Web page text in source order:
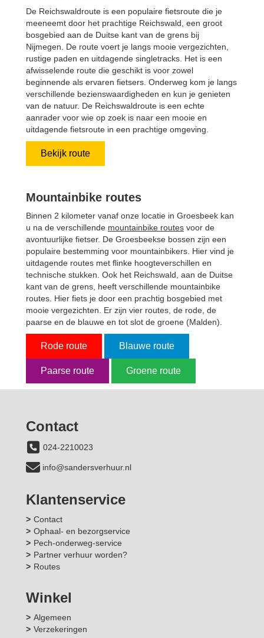
De Reichswaldroute is een populaire fietsroute die je
meeneemt door het prachtige Reichswald, een groot
bosgebied aan de Duitse kant van de grens bij
Nijmegen. De route voert je langs mooie vergezichten,
rustige paden en uitdagende singletracks. Het is een
afwisselende route die geschikt is voor zowel
beginnende als ervaren fietsers. Onderweg kom je langs
verschillende bezienswaardigheden en kun je genieten
van de natuur. De Reichswaldroute is een echte
aanrader voor wie op zoek is naar een mooie en
uitdagende fietsroute in een prachtige omgeving.
Bekijk route
Mountainbike routes
Binnen 2 kilometer vanaf onze locatie in Groesbeek kan
u na de verschillende mountainbike routes voor de
avontuurlijke fietser. De Groesbeekse bossen zijn een
populaire bestemming voor mountainbikers. Hier vind je
uitdagende routes met flinke hoogteverschillen en
technische stukken. Ook het Reichswald, aan de Duitse
kant van de grens, heeft verschillende mountainbike
routes. Hier fiets je door een prachtig bosgebied met
mooie vergezichten. Er zijn vier routes, de rode, de
paarse en de blauwe en tot slot de groene (Malden).
Rode route Blauwe route
Paarse route Groene route
Contact
024-2210023
info@sandersverhuur.nl
Klantenservice
Contact
Ophaal- en bezorgservice
Pech-onderweg-service
Partner verhuur worden?
Routes
Winkel
Algemeen
Verzekeringen